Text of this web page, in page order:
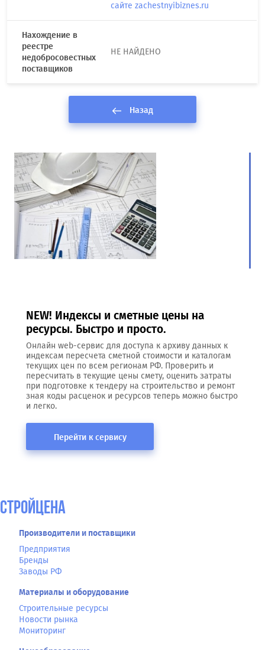
сайте zachestnyibiznes.ru
Нахождение в
реестре
недобросовестных
поставщиков
НЕ НАЙДЕНО
Назад
NEW! Индексы и сметные цены на
ресурсы. Быстро и просто.
Онлайн web-сервис для доступа к архиву данных к
индексам пересчета сметной стоимости и каталогам
текущих цен по всем регионам РФ. Проверить и
пересчитать в текущие цены смету, оценить затраты
при подготовке к тендеру на строительство и ремонт
зная коды расценок и ресурсов теперь можно быстро
и легко.
Перейти к сервису
СтройЦена
Производители и поставщики
Предприятия
Бренды
Заводы РФ
Материалы и оборудование
Строительные ресурсы
Новости рынка
Мониторинг